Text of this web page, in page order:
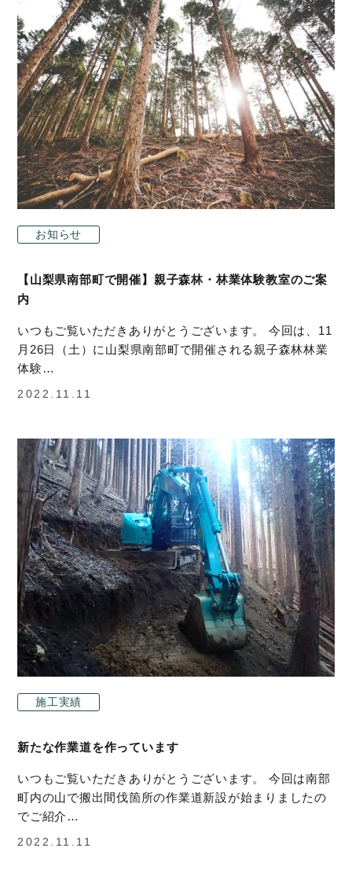
お知らせ
【山梨県南部町で開催】親子森林・林業体験教室のご案
内
いつもご覧いただきありがとうございます。 今回は、11
月26日（土）に山梨県南部町で開催される親子森林林業
体験…
2022.11.11
施工実績
新たな作業道を作っています
いつもご覧いただきありがとうございます。 今回は南部
町内の山で搬出間伐箇所の作業道新設が始まりましたの
でご紹介…
2022.11.11